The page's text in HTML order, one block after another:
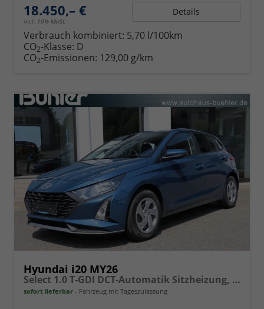
18.450,– €
incl. 19% MwSt.
Details
Verbrauch kombiniert: 5,70 l/100km
CO2-Klasse: D
CO2-Emissionen: 129,00 g/km
Hyundai i20 MY26
Select 1.0 T-GDI DCT-Automatik Sitzheizung, Navigation, Apple Carplay, Android Auto
sofort lieferbar Fahrzeug mit Tageszulassung